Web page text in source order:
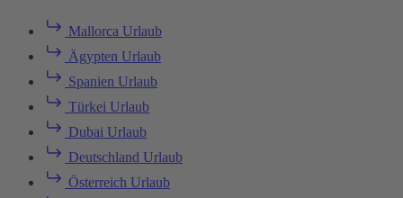
Mallorca Urlaub
Ägypten Urlaub
Spanien Urlaub
Türkei Urlaub
Dubai Urlaub
Deutschland Urlaub
Österreich Urlaub